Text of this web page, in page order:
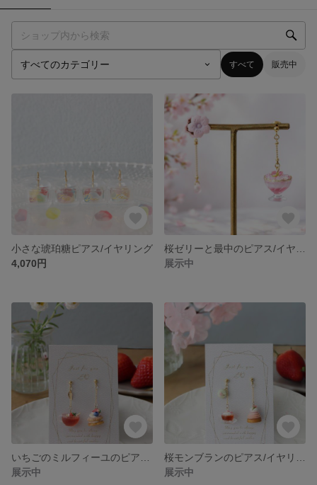
すべて 販売中
小さな琥珀糖ピアス/イヤリング
4,070円
展示中
展示中
展示中